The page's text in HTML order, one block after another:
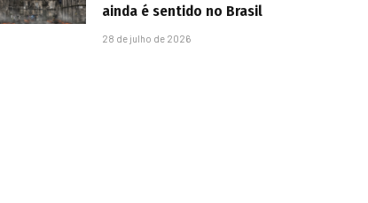
ainda é sentido no Brasil
28 de julho de 2026